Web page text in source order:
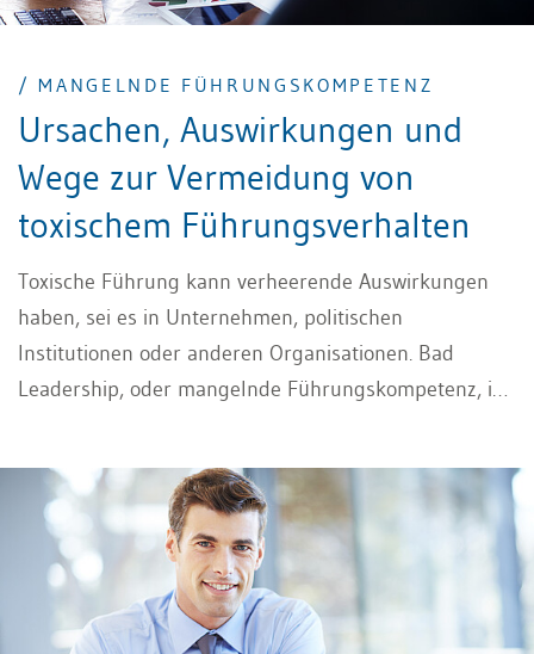
/ MANGELNDE FÜHRUNGSKOMPETENZ
Ursachen, Auswirkungen und
Wege zur Vermeidung von
toxischem Führungsverhalten
Toxische Führung kann verheerende Auswirkungen
haben, sei es in Unternehmen, politischen
Institutionen oder anderen Organisationen. Bad
Leadership, oder mangelnde Führungskompetenz, ist
manifestiert. Von ineffizienter Entscheidungsfindung
bis hin zu mangelnder Kommunikation und
unzureichender Mitarbeitermotivation können die
Folgen von schlechtem Leadership zahlreich sein und
sich langfristig negativ auf die Leistung und das